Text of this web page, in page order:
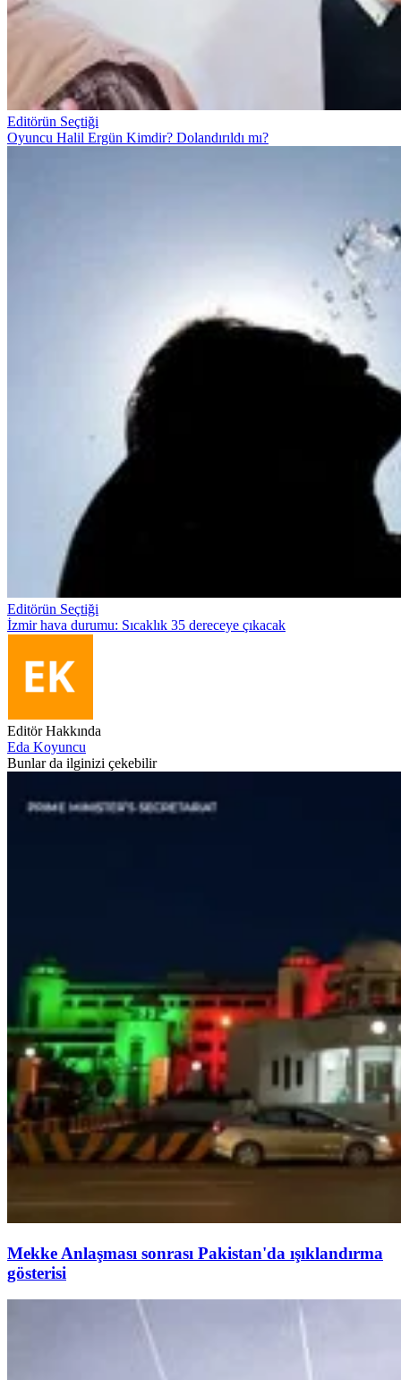
Editörün Seçtiği
Oyuncu Halil Ergün Kimdir? Dolandırıldı mı?
Editörün Seçtiği
İzmir hava durumu: Sıcaklık 35 dereceye çıkacak
Editör Hakkında
Eda Koyuncu
Bunlar da ilginizi çekebilir
Mekke Anlaşması sonrası Pakistan'da ışıklandırma
gösterisi